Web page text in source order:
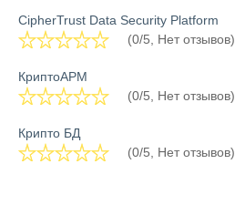
CipherTrust Data Security Platform
(0/5, Нет отзывов)
КриптоАРМ
(0/5, Нет отзывов)
Крипто БД
(0/5, Нет отзывов)